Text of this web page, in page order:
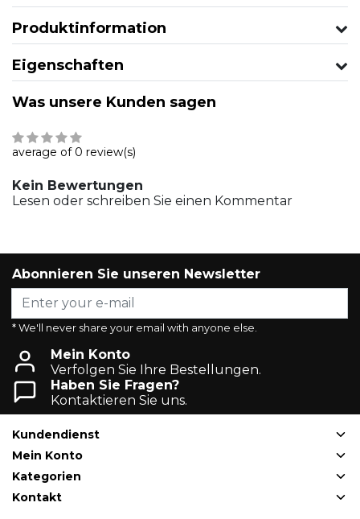
Produktinformation
Eigenschaften
Was unsere Kunden sagen
average of 0 review(s)
Kein Bewertungen
Lesen oder schreiben Sie einen Kommentar
Abonnieren Sie unseren Newsletter
* We'll never share your email with anyone else.
Mein Konto
Verfolgen Sie Ihre Bestellungen.
Haben Sie Fragen?
Kontaktieren Sie uns.
Kundendienst
Mein Konto
Kategorien
Kontakt